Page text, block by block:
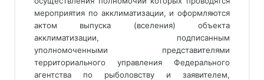
мероприятия по акклиматизации, и оформляются
актом выпуска (вселения) объекта
акклиматизации, подписанным
уполномоченными представителями
территориального управления Федерального
агентства по рыболовству и заявителем,